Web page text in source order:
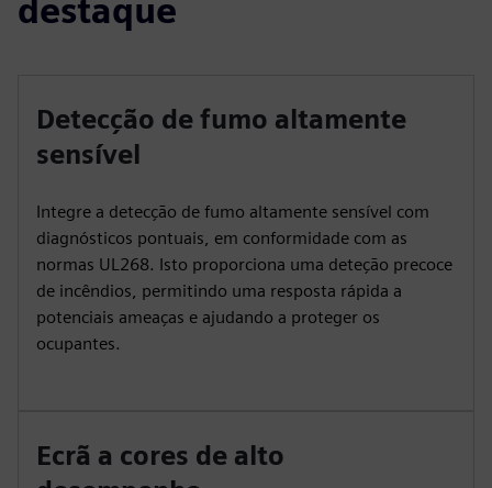
destaque
Detecção de fumo altamente
sensível
Integre a detecção de fumo altamente sensível com
diagnósticos pontuais, em conformidade com as
normas UL268. Isto proporciona uma deteção precoce
de incêndios, permitindo uma resposta rápida a
potenciais ameaças e ajudando a proteger os
ocupantes.
Ecrã a cores de alto